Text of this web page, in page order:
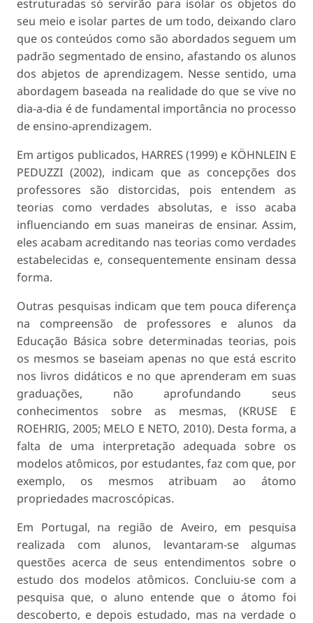
estruturadas só servirão para isolar os objetos do
seu meio e isolar partes de um todo, deixando claro
que os conteúdos como são abordados seguem um
padrão segmentado de ensino, afastando os alunos
dos abjetos de aprendizagem. Nesse sentido, uma
abordagem baseada na realidade do que se vive no
dia-a-dia é de fundamental importância no processo
de ensino-aprendizagem.
Em artigos publicados, HARRES (1999) e KÖHNLEIN E
PEDUZZI (2002), indicam que as concepções dos
professores são distorcidas, pois entendem as
teorias como verdades absolutas, e isso acaba
influenciando em suas maneiras de ensinar. Assim,
eles acabam acreditando nas teorias como verdades
estabelecidas e, consequentemente ensinam dessa
forma.
Outras pesquisas indicam que tem pouca diferença
na compreensão de professores e alunos da
Educação Básica sobre determinadas teorias, pois
os mesmos se baseiam apenas no que está escrito
nos livros didáticos e no que aprenderam em suas
graduações, não aprofundando seus
conhecimentos sobre as mesmas, (KRUSE E
ROEHRIG, 2005; MELO E NETO, 2010). Desta forma, a
falta de uma interpretação adequada sobre os
modelos atômicos, por estudantes, faz com que, por
exemplo, os mesmos atribuam ao átomo
propriedades macroscópicas.
Em Portugal, na região de Aveiro, em pesquisa
realizada com alunos, levantaram-se algumas
questões acerca de seus entendimentos sobre o
estudo dos modelos atômicos. Concluiu-se com a
pesquisa que, o aluno entende que o átomo foi
descoberto, e depois estudado, mas na verdade o